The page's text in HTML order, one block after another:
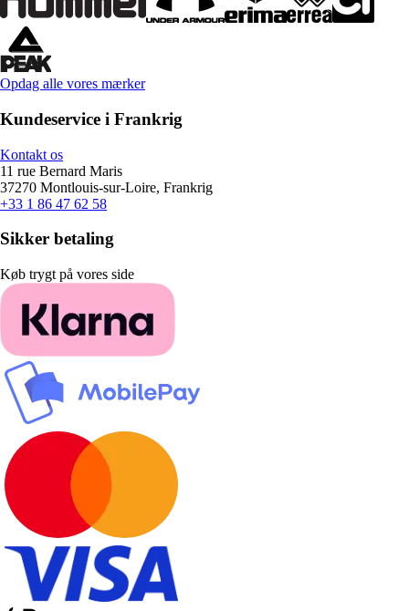
Opdag alle vores mærker
Kundeservice i Frankrig
Kontakt os
11 rue Bernard Maris
37270 Montlouis-sur-Loire, Frankrig
+33 1 86 47 62 58
Sikker betaling
Køb trygt på vores side